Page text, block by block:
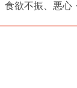
欲不振、悪心